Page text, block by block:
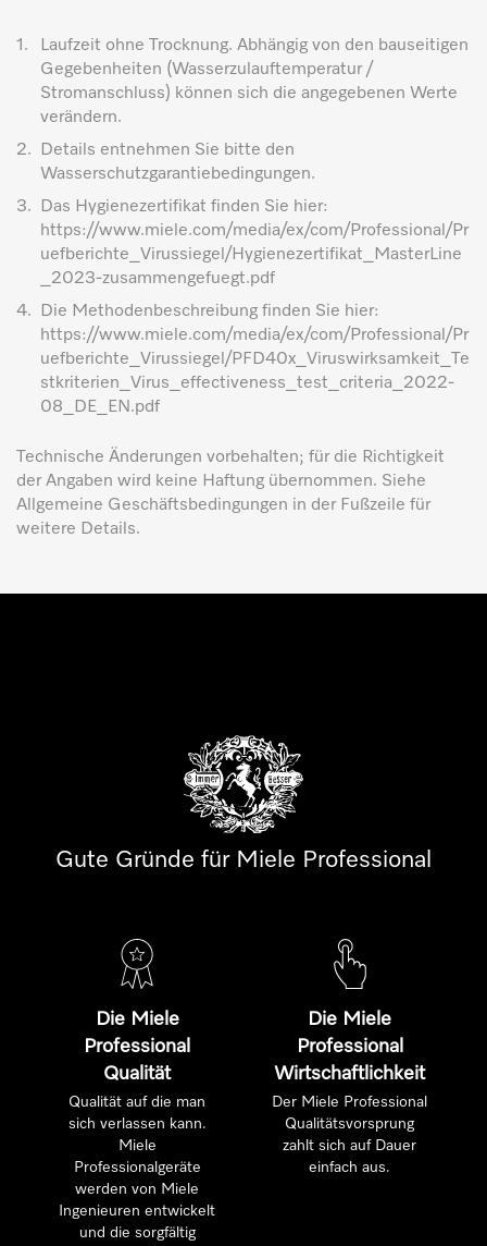
1.
Laufzeit ohne Trocknung. Abhängig von den bauseitigen
Gegebenheiten (Wasserzulauftemperatur /
Stromanschluss) können sich die angegebenen Werte
verändern.
2.
Details entnehmen Sie bitte den
Wasserschutzgarantiebedingungen.
3.
Das Hygienezertifikat finden Sie hier:
https://www.miele.com/media/ex/com/Professional/Pr
uefberichte_Virussiegel/Hygienezertifikat_MasterLine
_2023-zusammengefuegt.pdf
4.
Die Methodenbeschreibung finden Sie hier:
https://www.miele.com/media/ex/com/Professional/Pr
uefberichte_Virussiegel/PFD40x_Viruswirksamkeit_Te
stkriterien_Virus_effectiveness_test_criteria_2022-
08_DE_EN.pdf
Technische Änderungen vorbehalten; für die Richtigkeit
der Angaben wird keine Haftung übernommen. Siehe
Allgemeine Geschäftsbedingungen in der Fußzeile für
weitere Details.
Gute Gründe für Miele Professional
Die Miele
Professional
Qualität
Qualität auf die man
sich verlassen kann.
Miele
Professionalgeräte
werden von Miele
Ingenieuren entwickelt
und die sorgfältig
Die Miele
Professional
Wirtschaftlichkeit
Der Miele Professional
Qualitätsvorsprung
zahlt sich auf Dauer
einfach aus.